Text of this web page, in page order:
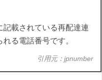
記載されている再配達連
る電話番号です。
引用元：jpnumber